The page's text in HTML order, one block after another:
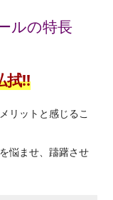
ルの特長
拭!!
リットと感じるこ
悩ませ、躊躇させ